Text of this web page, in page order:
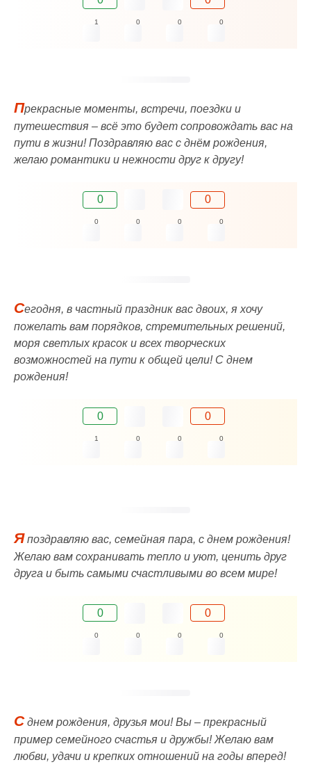
1 0 0 0
Прекрасные моменты, встречи, поездки и
путешествия – всё это будет сопровождать вас на
пути в жизни! Поздравляю вас с днём рождения,
желаю романтики и нежности друг к другу!
0 0
0 0 0 0
Сегодня, в частный праздник вас двоих, я хочу
пожелать вам порядков, стремительных решений,
моря светлых красок и всех творческих
возможностей на пути к общей цели! С днем
рождения!
0 0
1 0 0 0
Япоздравляю вас, семейная пара, с днем рождения!
Желаю вам сохранивать тепло и уют, ценить друг
друга и быть самыми счастливыми во всем мире!
0 0
0 0 0 0
Сднем рождения, друзья мои! Вы – прекрасный
пример семейного счастья и дружбы! Желаю вам
любви, удачи и крепких отношений на годы вперед!